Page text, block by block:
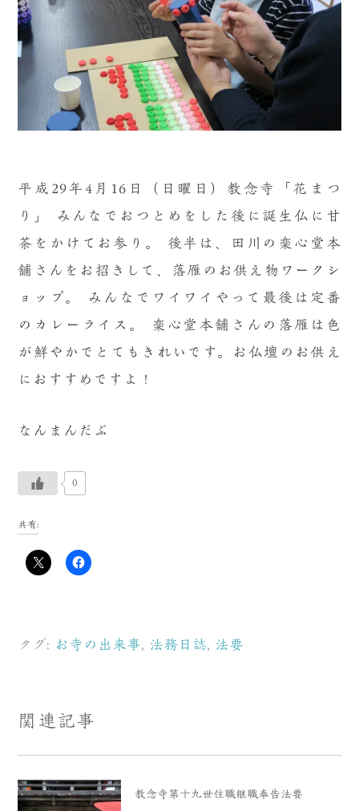
平成29年4月16日（日曜日）教念寺「花まつ
り」
みんなでおつとめをした後に誕生仏に甘
茶をかけてお参り。
後半は、田川の楽心堂本
舗さんをお招きして、落雁のお供え物ワークシ
ョップ。
みんなでワイワイやって最後は定番
のカレーライス。
楽心堂本舗さんの落雁は色
が鮮やかでとてもきれいです。お仏壇のお供え
におすすめですよ！
なんまんだぶ
0
共有:
タグ: お寺の出来事, 法務日誌, 法要
関連記事
教念寺第十九世住職継職奉告法要